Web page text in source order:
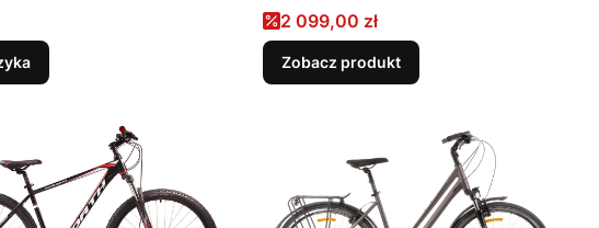
Cena promocyjna
2 099,00 zł
Zobacz produkt